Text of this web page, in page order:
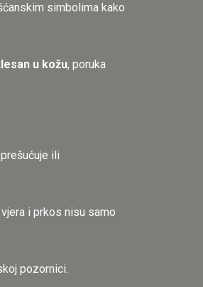
simbolima kako
u kožu, poruka
ili
i prkos nisu samo
pozornici.